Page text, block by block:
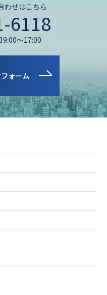
わせはこちら
6118
9:00～17:00
ォーム